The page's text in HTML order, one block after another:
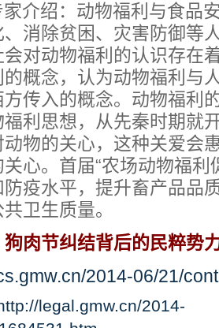
家介绍：动物福利与食品
消除贫困、灾害防御等
对动物福利的认识存在
概念，认为动物福利与
传入的概念。动物福利
福利思想，从先秦时期就
物的关心，这种关爱会
心。首届“农场动物福利
疫水平，提升畜产品品
卫生质量。
肉节纠结背后的民粹势
2014-06/21/
legal.gmw.cn/2014-